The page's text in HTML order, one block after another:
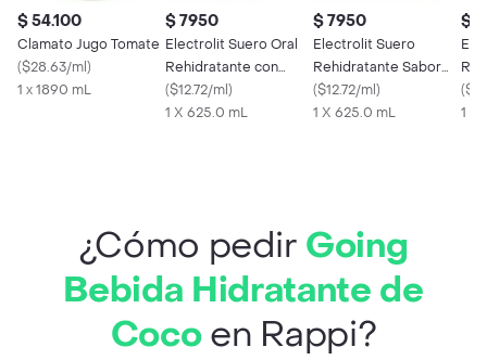
$ 54.100
Clamato Jugo Tomate
($28.63/ml)
1 x 1890 mL
$ 7950
Electrolit Suero Oral
Rehidratante con
Sabor a Manzana
($12.72/ml)
1 X 625.0 mL
$ 7950
Electrolit Suero
Rehidratante Sabor
Fresa
($12.72/ml)
1 X 625.0 mL
$
Uva
(
1 X
¿Cómo pedir Going
Bebida Hidratante de
Cocoen Rappi?